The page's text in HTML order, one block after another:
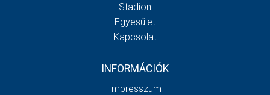
Stadion
Egyesület
Kapcsolat
INFORMÁCIÓK
Impresszum